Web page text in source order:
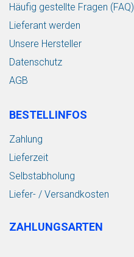
Häufig gestellte Fragen (FAQ)
Lieferant werden
Unsere Hersteller
Datenschutz
AGB
BESTELLINFOS
Zahlung
Lieferzeit
Selbstabholung
Liefer- / Versandkosten
ZAHLUNGSARTEN